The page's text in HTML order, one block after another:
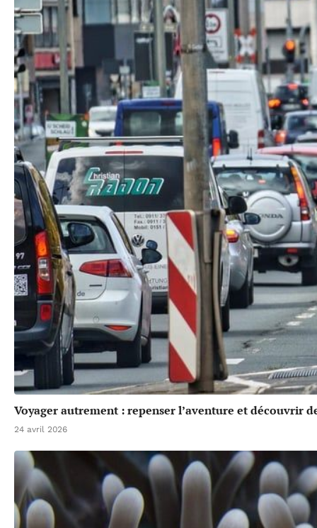
Voyager autrement : repenser l’aventure et découvrir
24 avril 2026